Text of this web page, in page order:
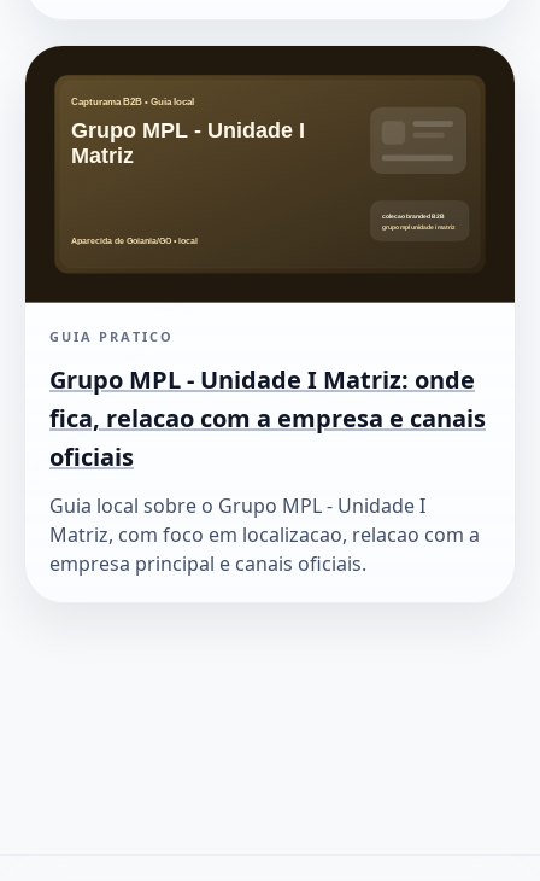
GUIA PRATICO
Grupo MPL - Unidade I Matriz: onde
fica, relacao com a empresa e canais
oficiais
Guia local sobre o Grupo MPL - Unidade I
Matriz, com foco em localizacao, relacao com a
empresa principal e canais oficiais.